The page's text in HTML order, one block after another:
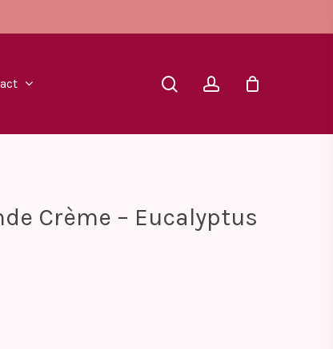
searchaccount
Crème – Eucalyptus